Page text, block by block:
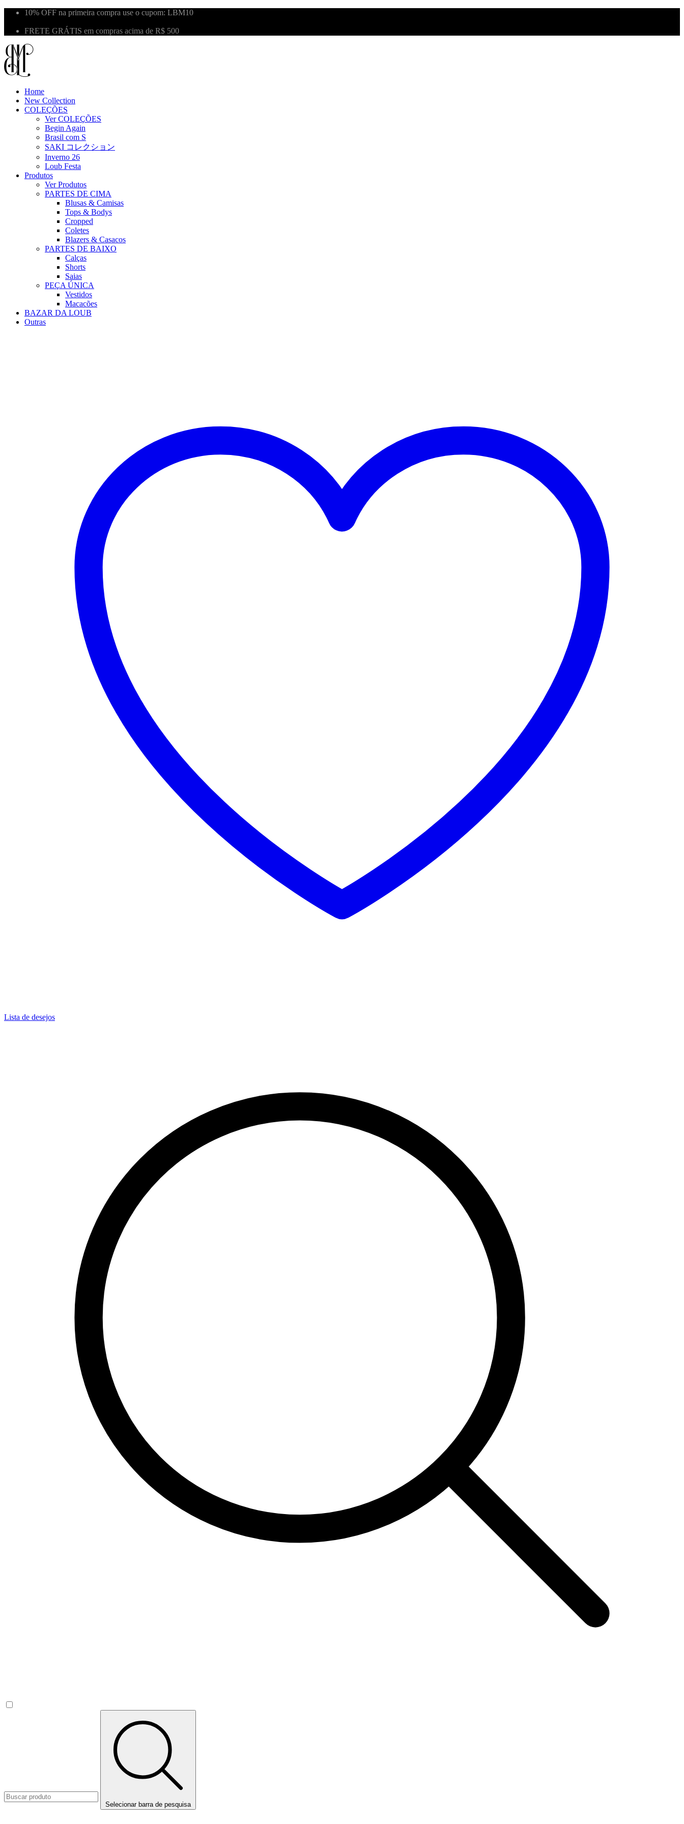
10% OFF na primeira compra use o cupom: LBM10
FRETE GRÁTIS em compras acima de R$ 500
Home
New Collection
COLEÇÕES
Ver COLEÇÕES
Begin Again
Brasil com S
SAKI コレクション
Inverno 26
Loub Festa
Produtos
Ver Produtos
PARTES DE CIMA
Blusas & Camisas
Tops & Bodys
Cropped
Coletes
Blazers & Casacos
PARTES DE BAIXO
Calças
Shorts
Saias
PEÇA ÚNICA
Vestidos
Macacões
BAZAR DA LOUB
Outras
Lista de desejos
Selecionar barra de pesquisa